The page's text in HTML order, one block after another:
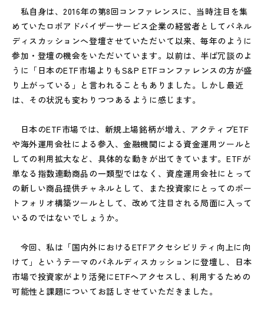
私自身は、2016年の第8回コンファレンスに、当時注目を集
めていたロボアドバイザーサービス企業の経営者としてパネル
ディスカッションへ登壇させていただいて以来、毎年のように
参加・登壇の機会をいただいています。以前は、半ば冗談のよ
うに「日本のETF市場よりもS&P ETFコンファレンスの方が盛
り上がっている」と言われることもありました。しかし最近
は、その状況も変わりつつあるように感じます。
日本のETF市場では、新規上場銘柄が増え、アクティブETF
や海外運用会社による参入、金融機関による資金運用ツールと
しての利用拡大など、具体的な動きが出てきています。ETFが
単なる指数連動商品の一類型ではなく、資産運用会社にとって
の新しい商品提供チャネルとして、また投資家にとってのポー
トフォリオ構築ツールとして、改めて注目される局面に入って
いるのではないでしょうか。
今回、私は「国内外におけるETFアクセシビリティ向上に向
けて」というテーマのパネルディスカッションに登壇し、日本
市場で投資家がより活発にETFへアクセスし、利用するための
可能性と課題についてお話しさせていただきました。